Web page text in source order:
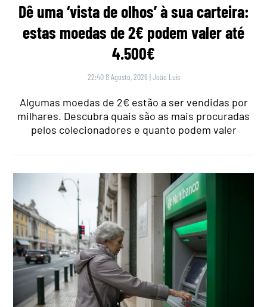
Dê uma ‘vista de olhos’ à sua carteira:
estas moedas de 2€ podem valer até
4.500€
22:40 8 Agosto, 2026 |João Luís
Algumas moedas de 2€ estão a ser vendidas por
milhares. Descubra quais são as mais procuradas
pelos colecionadores e quanto podem valer